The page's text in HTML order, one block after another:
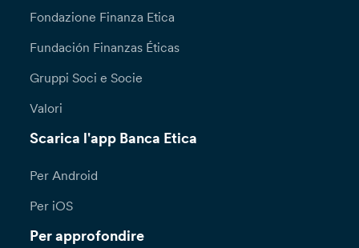
Fondazione Finanza Etica
Fundación Finanzas Éticas
Gruppi Soci e Socie
Valori
Scarica l'app Banca Etica
Per Android
Per iOS
Per approfondire